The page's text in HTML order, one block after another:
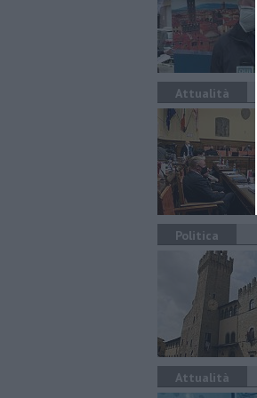
Attualità
Politica
Attualità